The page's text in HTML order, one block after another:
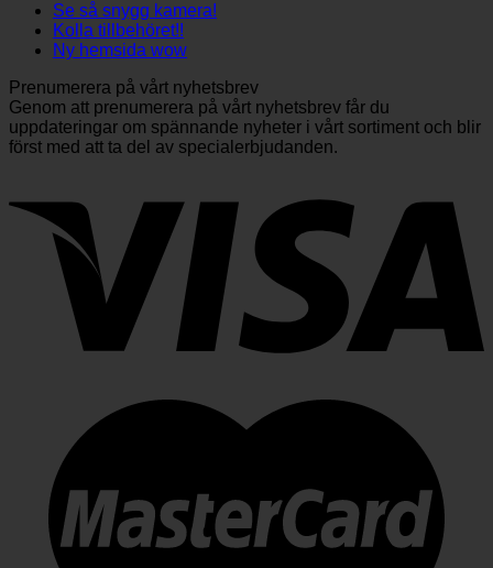
Se så snygg kamera!
Kolla tillbehöret!!
Ny hemsida wow
Prenumerera på vårt nyhetsbrev
Genom att prenumerera på vårt nyhetsbrev får du
uppdateringar om spännande nyheter i vårt sortiment och blir
först med att ta del av specialerbjudanden.